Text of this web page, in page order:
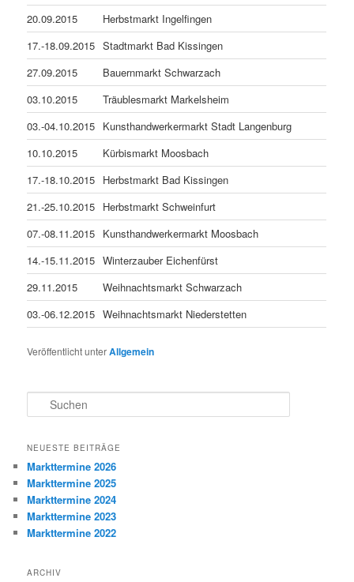
20.09.2015
Herbstmarkt Ingelfingen
17.-18.09.2015 Stadtmarkt Bad Kissingen
27.09.2015
Bauernmarkt Schwarzach
03.10.2015
Träublesmarkt Markelsheim
03.-04.10.2015 Kunsthandwerkermarkt Stadt Langenburg
10.10.2015
Kürbismarkt Moosbach
17.-18.10.2015 Herbstmarkt Bad Kissingen
21.-25.10.2015 Herbstmarkt Schweinfurt
07.-08.11.2015 Kunsthandwerkermarkt Moosbach
14.-15.11.2015 Winterzauber Eichenfürst
29.11.2015
Weihnachtsmarkt Schwarzach
03.-06.12.2015 Weihnachtsmarkt Niederstetten
Veröffentlicht unterAllgemein
u
h
n
NEUESTE BEITRÄGE
Markttermine 2026
Markttermine 2025
Markttermine 2024
Markttermine 2023
Markttermine 2022
ARCHIV